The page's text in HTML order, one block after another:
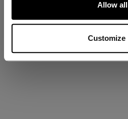
Allow all
Customize
ÉVALUATIONS